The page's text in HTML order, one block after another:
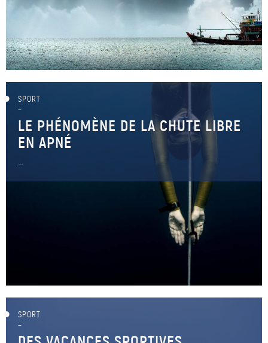
SPORT
–
LE PHÉNOMÈNE DE LA CHUTE LIBRE
EN APNÉ
...
SPORT
–